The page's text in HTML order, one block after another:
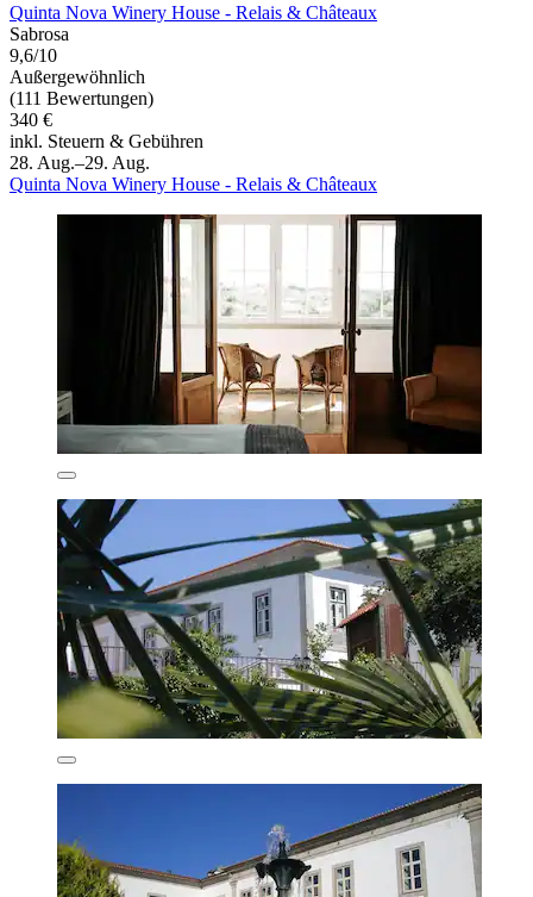
Quinta Nova Winery House - Relais & Châteaux
Sabrosa
9,6/10
Außergewöhnlich
(111 Bewertungen)
340 €
inkl. Steuern & Gebühren
28. Aug.–29. Aug.
Quinta Nova Winery House - Relais & Châteaux